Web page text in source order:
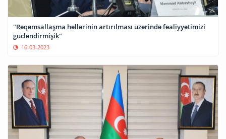
"Rəqəmsallaşma həllərinin artırılması üzərində fəaliyyətimizi
gücləndirmişik"
16-03-2023